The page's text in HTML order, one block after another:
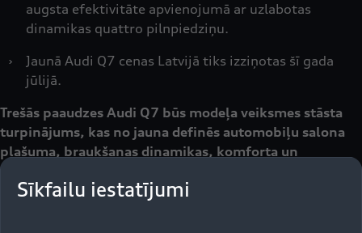
augsta efektivitāte apvienojumā ar uzlabotas
dinamikas quattro pilnpiedziņu.
›
Jaunā Audi Q7 cenas Latvijā tiks izziņotas šī gada
jūlijā.
Trešās paaudzes Audi Q7 būs modeļa veiksmes stāsta
turpinājums, kas no jauna definēs automobiļu salona
plašuma, braukšanas dinamikas, komforta un
tehnoloģiju standartus. Modeļa pārliecinošo raksturu
izcels izteiksmīgais Audi dizains, jaudīgais siluets un
Sīkfailu iestatījumi